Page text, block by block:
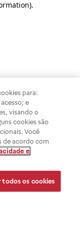
.
para:
e
visando o
cookies são
Você
de acordo com
e
todos os cookies